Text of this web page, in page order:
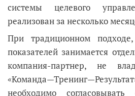
системы целевого
реализован за несколько
При традиционном подходе,
показателей занимается
компания-партнер, не
необходимо